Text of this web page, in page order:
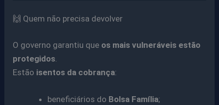
🙌 Quem não precisa devolver
O governo garantiu que os mais vulneráveis estão
protegidos
Estão isentos da cobrança:
beneficiários do Bolsa Família;